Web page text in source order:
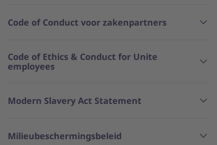
Code of Conduct voor zakenpartners
Code of Ethics & Conduct for Unite
employees
Modern Slavery Act Statement
Milieubeschermingsbeleid